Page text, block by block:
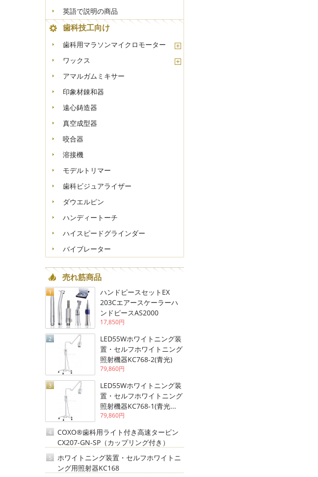
英語で説明の商品
歯科技工向け
歯科用マラソンマイクロモーター
ワックス
アマルガムミキサー
印象材錬和器
遠心鋳造器
真空成型器
咬合器
溶接機
モデルトリマー
歯科ビジュアライザー
ダウエルピン
ハンディートーチ
ハイスピードグラインダー
バイブレーター
売れ筋商品
ハンドピースセットEX
203Cエアースケーラーハ
ンドピースAS2000
17,850円
1
LED55Wホワイトニング装
置・セルフホワイトニング
照射機器KC768-2(青光)
79,860円
2
LED55Wホワイトニング装
置・セルフホワイトニング
照射機器KC768-1(青光...
79,860円
3
COXO®歯科用ライト付き高速タービン
CX207-GN-SP（カップリング付き）
4
ホワイトニング装置・セルフホワイトニ
ング用照射器KC168
5